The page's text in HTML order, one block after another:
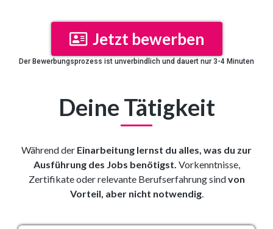
Jetzt bewerben
Der Bewerbungsprozess ist unverbindlich und dauert nur 3-4 Minuten
Deine Tätigkeit
Während der Einarbeitung lernst du alles, was du zur
Ausführung des Jobs benötigst. Vorkenntnisse,
Zertifikate oder relevante Berufserfahrung sindvon
Vorteil, aber nicht notwendig.